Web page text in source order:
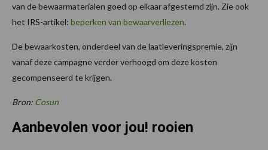
van de bewaarmaterialen goed op elkaar afgestemd zijn. Zie ook
het IRS-artikel: beperken van bewaarverliezen.
De bewaarkosten, onderdeel van de laatleveringspremie, zijn
vanaf deze campagne verder verhoogd om deze kosten
gecompenseerd te krijgen.
Bron: Cosun
Aanbevolen voor jou! rooien